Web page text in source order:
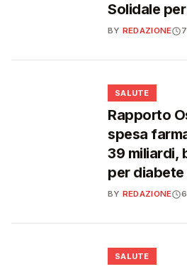
Solidale
BY REDAZIONE
SALUTE
Rapporto
spesa
39 miliardi,
per
BY REDAZIONE
SALUTE